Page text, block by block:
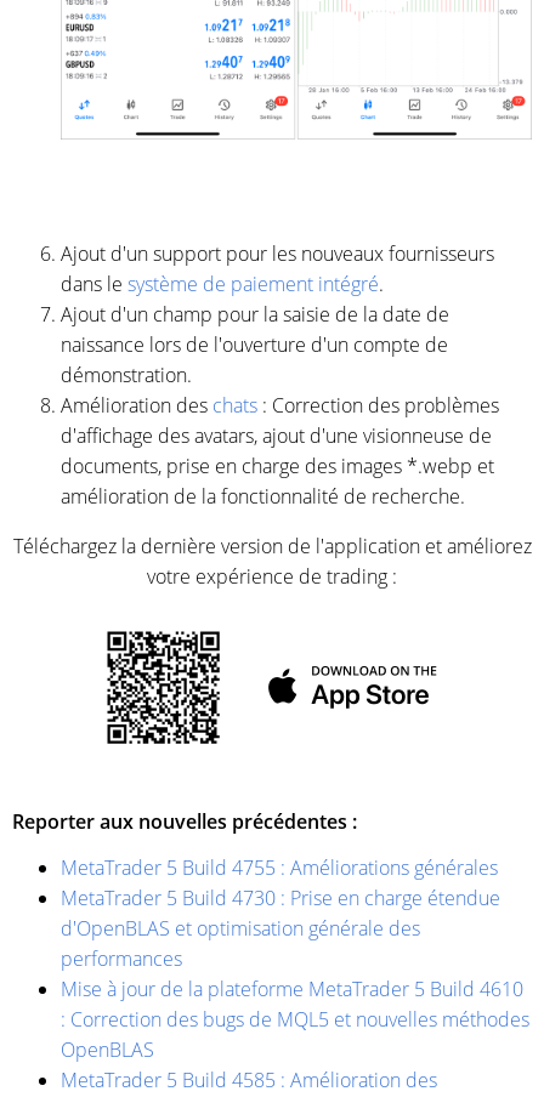
Ajout d'un support pour les nouveaux fournisseurs
dans le système de paiement intégré.
Ajout d'un champ pour la saisie de la date de
naissance lors de l'ouverture d'un compte de
démonstration.
Amélioration des chats : Correction des problèmes
d'affichage des avatars, ajout d'une visionneuse de
documents, prise en charge des images *.webp et
amélioration de la fonctionnalité de recherche.
Téléchargez la dernière version de l'application et améliorez
votre expérience de trading :
Reporter aux nouvelles précédentes :
MetaTrader 5 Build 4755 : Améliorations générales
MetaTrader 5 Build 4730 : Prise en charge étendue
d'OpenBLAS et optimisation générale des
performances
Mise à jour de la plateforme MetaTrader 5 Build 4610
: Correction des bugs de MQL5 et nouvelles méthodes
OpenBLAS
MetaTrader 5 Build 4585 : Amélioration des